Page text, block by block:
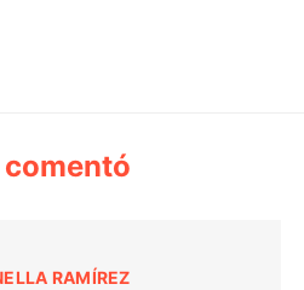
comentó
RAMÍREZ